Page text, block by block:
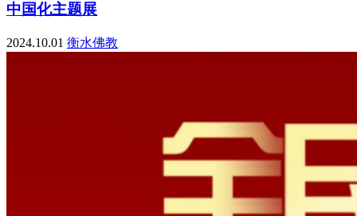
中国化主题展
2024.10.01 衡水佛教